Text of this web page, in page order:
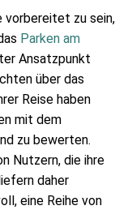
vorbereitet zu sein,
Parken am
Ansatzpunkt
über das
Reise haben
mit dem
zu bewerten.
Nutzern, die ihre
daher
eine Reihe von